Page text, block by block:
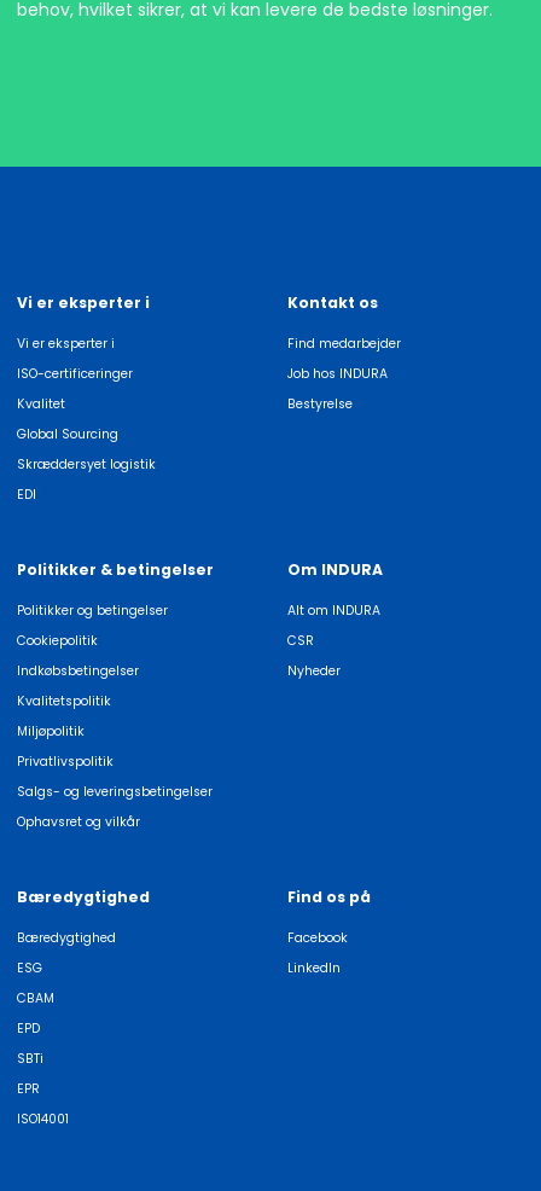
behov, hvilket sikrer, at vi kan levere de bedste løsninger.
Vi er eksperter i
Vi er eksperter i
ISO-certificeringer
Kvalitet
Global Sourcing
Skræddersyet logistik
EDI
Kontakt os
Find medarbejder
Job hos INDURA
Bestyrelse
Politikker & betingelser
Politikker og betingelser
Cookiepolitik
Indkøbsbetingelser
Kvalitetspolitik
Miljøpolitik
Privatlivspolitik
Salgs- og leveringsbetingelser
Ophavsret og vilkår
Om INDURA
Alt om INDURA
CSR
Nyheder
Bæredygtighed
Bæredygtighed
ESG
CBAM
EPD
SBTi
EPR
ISO14001
Find os på
Facebook
LinkedIn